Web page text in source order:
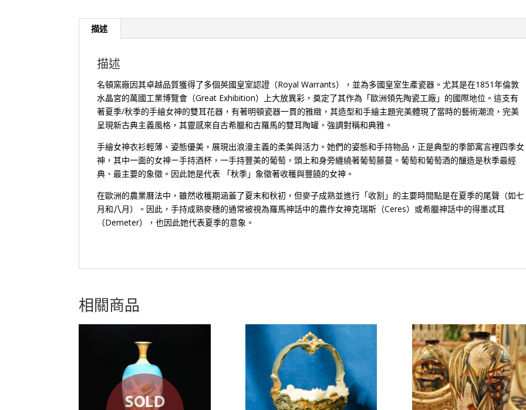
描述
描述
名頓窯廠因其卓越品質獲得了多個英國皇室認證（Royal Warrants），並為多國皇室生產瓷器。尤其是在1851年倫敦
水晶宮的萬國工業博覽會（Great Exhibition）上大放異彩，奠定了其作為「歐洲領先陶瓷工廠」的國際地位。這支有
著夏季/秋季的手繪女神的雙耳花器，有著明頓瓷器一貫的雅緻，其造型和手繪主題完美體現了當時的藝術潮流，完美
呈現新古典主義風格，其靈感來自古希臘和古羅馬的雙耳陶罐，強調對稱和典雅。
手繪女神衣衫輕薄、姿態優美，展現出浪漫主義的柔美與活力。她們的姿態和手持物品，正是典型的季節寓言裡四季女
神，其中一面的女神ㄧ手持酒杯，一手持豐美的葡萄，頭上和身旁纏繞著葡萄藤蔓。葡萄和葡萄酒的釀造是秋季最經
典、最主要的象徵。因此她是代表 「秋季」象徵著收穫與豐饒的女神。
在歐洲的農業曆法中，雖然收穫期涵蓋了夏末和秋初，但麥子成熟並進行「收割」的主要時間點是在夏季的尾聲（如七
月和八月）。因此，手持成熟麥穗的通常被視為羅馬神話中的農作女神克瑞斯（Ceres）或希臘神話中的得墨忒耳
（Demeter），也因此她代表夏季的意象。
相關商品